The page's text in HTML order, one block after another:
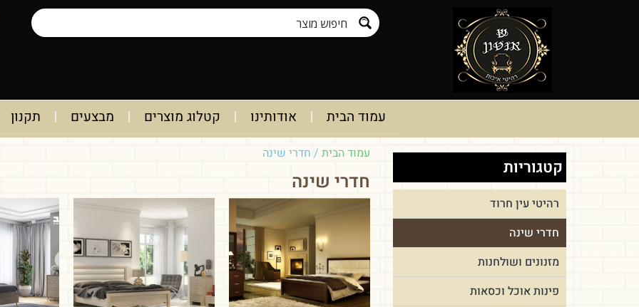
עמוד הבית אודותינו קטלוג מוצרים מבצעים תקנון
קטגוריות
רהיטי עין חרוד
חדרי שינה
מזנונים ושולחנות
פינות אוכל וכסאות
עמוד הבית/ חדרי שינה
חדרי שינה